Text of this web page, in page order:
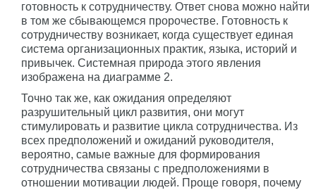
готовность к сотрудничеству. Ответ снова можно найти
в том же сбывающемся пророчестве. Готовность к
сотрудничеству возникает, когда существует единая
система организационных практик, языка, историй и
привычек. Системная природа этого явления
изображена на диаграмме 2.
Точно так же, как ожидания определяют
разрушительный цикл развития, они могут
стимулировать и развитие цикла сотрудничества. Из
всех предположений и ожиданий руководителя,
вероятно, самые важные для формирования
сотрудничества связаны с предположениями в
отношении мотивации людей. Проще говоря, почему